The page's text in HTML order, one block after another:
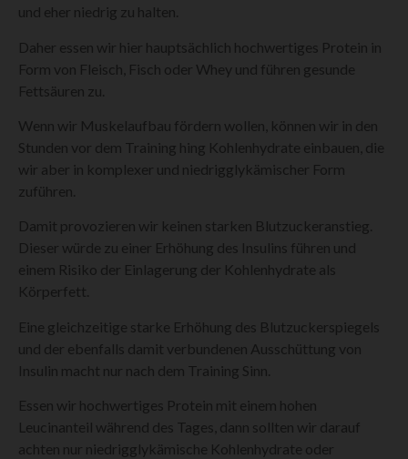
und eher niedrig zu halten.
Daher essen wir hier hauptsächlich hochwertiges Protein in
Form von Fleisch, Fisch oder Whey und führen gesunde
Fettsäuren zu.
Wenn wir Muskelaufbau fördern wollen, können wir in den
Stunden vor dem Training hing Kohlenhydrate einbauen, die
wir aber in komplexer und niedrigglykämischer Form
zuführen.
Damit provozieren wir keinen starken Blutzuckeranstieg.
Dieser würde zu einer Erhöhung des Insulins führen und
einem Risiko der Einlagerung der Kohlenhydrate als
Körperfett.
Eine gleichzeitige starke Erhöhung des Blutzuckerspiegels
und der ebenfalls damit verbundenen Ausschüttung von
Insulin macht nur nach dem Training Sinn.
Essen wir hochwertiges Protein mit einem hohen
Leucinanteil während des Tages, dann sollten wir darauf
achten nur niedrigglykämische Kohlenhydrate oder